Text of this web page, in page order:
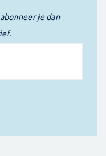
je dan